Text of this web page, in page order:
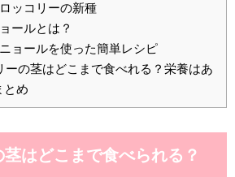
ッコリーの新種
ールとは？
ョールを使った簡単レシピ
の茎はどこまで食べれる？栄養はあ
とめ
はどこまで食べられる？